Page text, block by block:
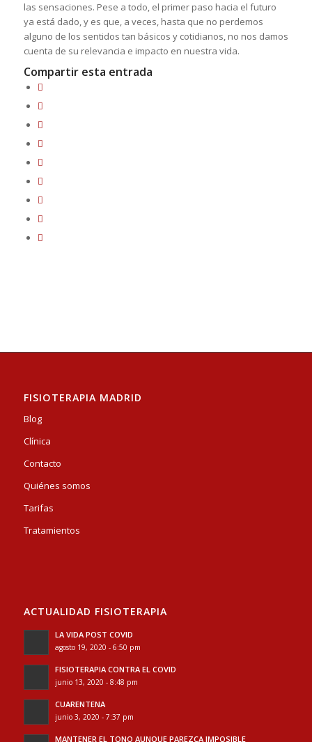
las sensaciones. Pese a todo, el primer paso hacia el futuro
ya está dado, y es que, a veces, hasta que no perdemos
alguno de los sentidos tan básicos y cotidianos, no nos damos
cuenta de su relevancia e impacto en nuestra vida.
Compartir esta entrada
FISIOTERAPIA MADRID
Blog
Clínica
Contacto
Quiénes somos
Tarifas
Tratamientos
ACTUALIDAD FISIOTERAPIA
LA VIDA POST COVID
agosto 19, 2020 - 6:50 pm
FISIOTERAPIA CONTRA EL COVID
junio 13, 2020 - 8:48 pm
CUARENTENA
junio 3, 2020 - 7:37 pm
MANTENER EL TONO AUNQUE PAREZCA IMPOSIBLE